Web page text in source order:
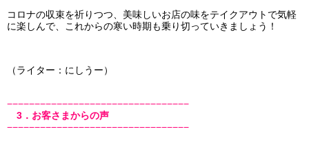
コロナの収束を祈りつつ、美味しいお店の味をテイクアウトで気軽
に楽しんで、これからの寒い時期も乗り切っていきましょう！
（ライター：にしうー）
−−−−−−−−−−−−−−−−−−−−−−−−−−−−−−−−−
3．お客さまからの声
−−−−−−−−−−−−−−−−−−−−−−−−−−−−−−−−−